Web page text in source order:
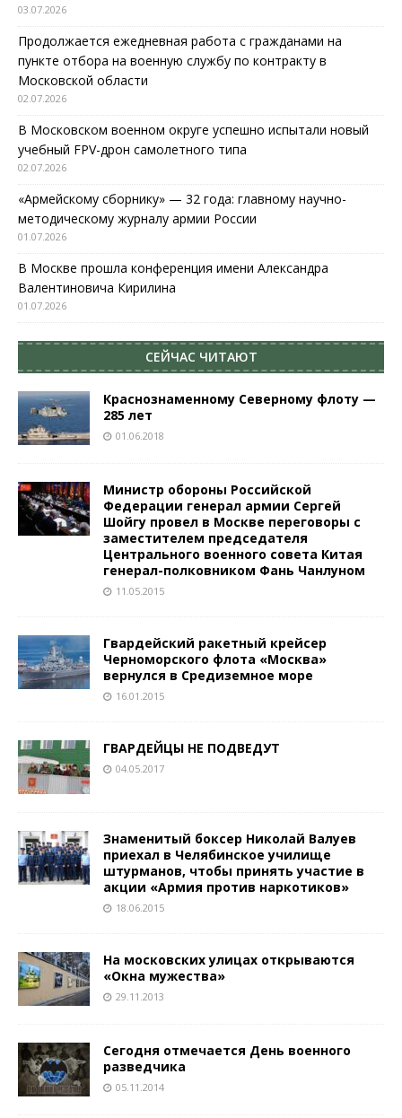
03.07.2026
Продолжается ежедневная работа с гражданами на
пункте отбора на военную службу по контракту в
Московской области
02.07.2026
В Московском военном округе успешно испытали новый
учебный FPV-дрон самолетного типа
02.07.2026
«Армейскому сборнику» — 32 года: главному научно-
методическому журналу армии России
01.07.2026
В Москве прошла конференция имени Александра
Валентиновича Кирилина
01.07.2026
СЕЙЧАС ЧИТАЮТ
Краснознаменному Северному флоту —
285 лет
01.06.2018
Министр обороны Российской
Федерации генерал армии Сергей
Шойгу провел в Москве переговоры с
заместителем председателя
Центрального военного совета Китая
генерал-полковником Фань Чанлуном
11.05.2015
Гвардейский ракетный крейсер
Черноморского флота «Москва»
вернулся в Средиземное море
16.01.2015
ГВАРДЕЙЦЫ НЕ ПОДВЕДУТ
04.05.2017
Знаменитый боксер Николай Валуев
приехал в Челябинское училище
штурманов, чтобы принять участие в
акции «Армия против наркотиков»
18.06.2015
На московских улицах открываются
«Окна мужества»
29.11.2013
Сегодня отмечается День военного
разведчика
05.11.2014